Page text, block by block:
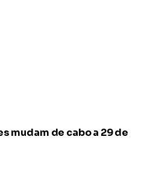
mudam de cabo a 29 de